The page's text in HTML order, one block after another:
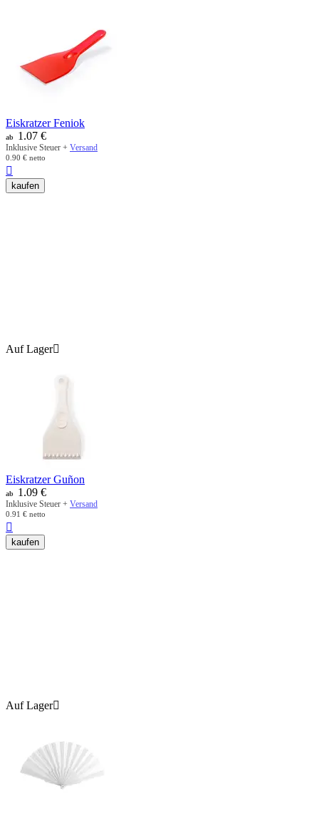
Eiskratzer Feniok
ab 1.07 €
Inklusive Steuer + Versand
0.90 € netto

kaufen
Auf Lager
Eiskratzer Guñon
ab 1.09 €
Inklusive Steuer + Versand
0.91 € netto

kaufen
Auf Lager